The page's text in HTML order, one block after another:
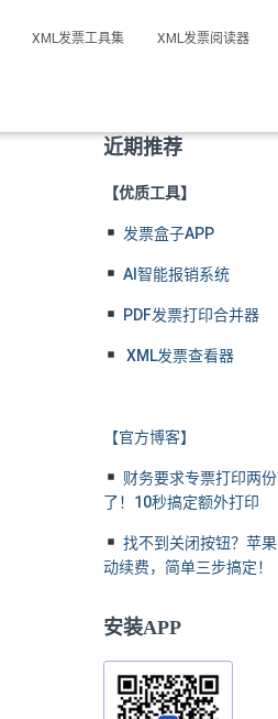
XML发票工具集 XML发票阅读器
近期推荐
【优质工具】
发票盒子APP
AI智能报销系统
PDF发票打印合并器
XML发票查看器
【官方博客】
财务要求专票打印两
了！10秒搞定额外打印
找不到关闭按钮？苹
动续费，简单三步搞定！
安装APP